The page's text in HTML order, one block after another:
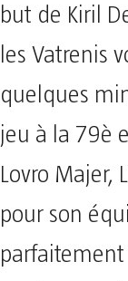
but de Kiril
les Vatrenis
quelques
jeu à la 79è
Lovro Majer,
pour son